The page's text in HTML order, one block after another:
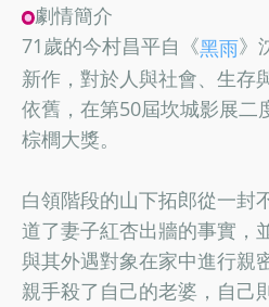
劇情簡介
71歲的今村昌平自《黑雨》
新作，對於人與社會、生存
依舊，在第50屆坎城影展二
棕櫚大獎。
白領階段的山下拓郎從一封
道了妻子紅杏出牆的事實，
與其外遇對象在家中進行親
親手殺了自己的老婆，自己